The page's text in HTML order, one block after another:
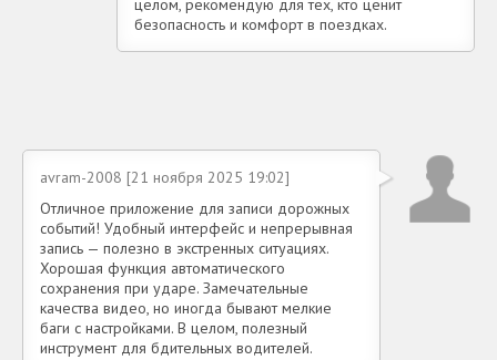
целом, рекомендую для тех, кто ценит
безопасность и комфорт в поездках.
avram-2008 [21 ноября 2025 19:02]
Отличное приложение для записи дорожных
событий! Удобный интерфейс и непрерывная
запись — полезно в экстренных ситуациях.
Хорошая функция автоматического
сохранения при ударе. Замечательные
качества видео, но иногда бывают мелкие
баги с настройками. В целом, полезный
инструмент для бдительных водителей.